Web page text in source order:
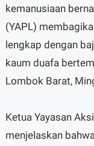
kemanusiaan
(YAPL)
lengkap dengan
kaum duafa
Lombok Barat,
Ketua Yayasan
menjelaskan